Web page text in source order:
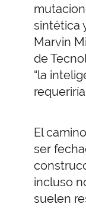
sintética
Marvin
de
“la
El
ser
incluso
suelen